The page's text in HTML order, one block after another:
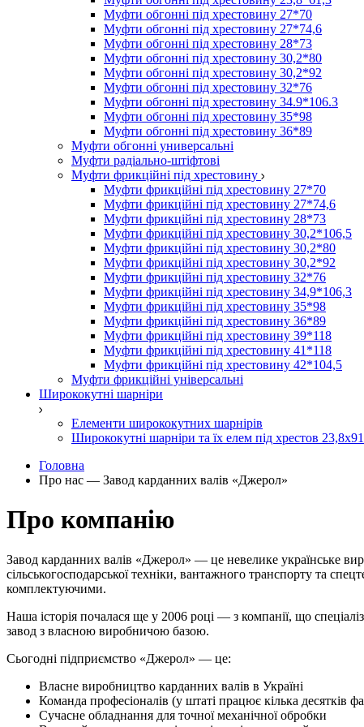
Муфти обгонні під хрестовину 27*70
Муфти обгонні під хрестовину 27*74,6
Муфти обгонні під хрестовину 28*73
Муфти обгонні під хрестовину 30,2*80
Муфти обгонні під хрестовину 30,2*92
Муфти обгонні під хрестовину 32*76
Муфти обгонні під хрестовину 34.9*106.3
Муфти обгонні під хрестовину 35*98
Муфти обгонні під хрестовину 36*89
Муфти обгонні универсальні
Муфти радіально-штіфтові
Муфти фрикційні під хрестовину
Муфти фрикційні під хрестовину 27*70
Муфти фрикційні під хрестовину 27*74,6
Муфти фрикційні під хрестовину 28*73
Муфти фрикційні під хрестовину 30,2*106,5
Муфти фрикційні під хрестовину 30,2*80
Муфти фрикційні під хрестовину 30,2*92
Муфти фрикційні під хрестовину 32*76
Муфти фрикційні під хрестовину 34,9*106,3
Муфти фрикційні під хрестовину 35*98
Муфти фрикційні під хрестовину 36*89
Муфти фрикційні під хрестовину 39*118
Муфти фрикційні під хрестовину 41*118
Муфти фрикційні під хрестовину 42*104,5
Муфти фрикційні універсальні
Ширококутні шарніри
Елементи ширококутних шарнірів
Ширококутні шарніри та їх елем під хрестов
Головна
Про нас — Завод карданних валів «Джерол»
Про компанію
Завод карданних валів «Джерол» — це невелике українське
сільськогосподарської техніки, вантажного транспорту та
комплектуючими.
Наша історія почалася ще у 2006 році — з компанії, що
завод з власною виробничою базою.
Сьогодні підприємство «Джерол» — це:
Власне виробництво карданних валів в Україні
Команда професіоналів (у штаті працює кілька десятків
Сучасне обладнання для точної механічної обробки